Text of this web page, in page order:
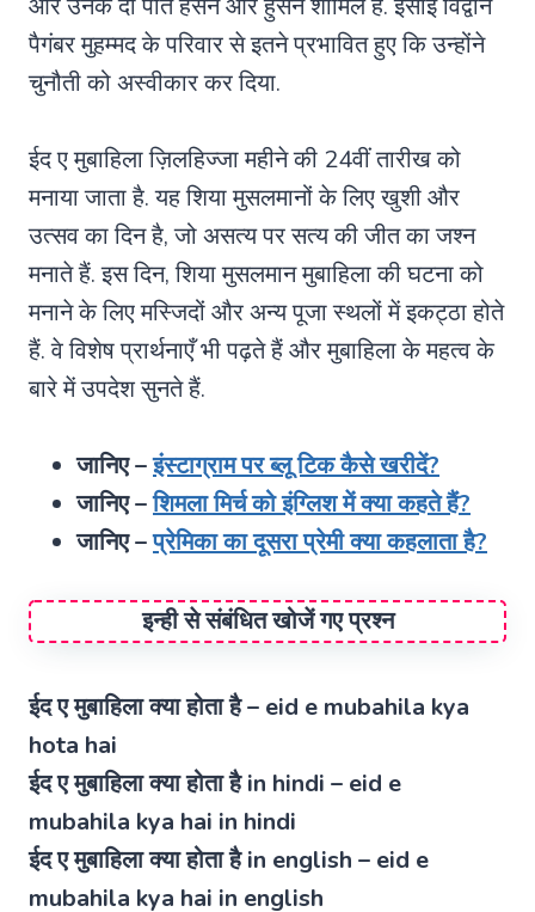
पैगंबर मुहम्मद के परिवार से इतने प्रभावित हुए कि उन्होंने
चुनौती को अस्वीकार कर दिया.
ईद ए मुबाहिला ज़िलहिज्जा महीने की 24वीं तारीख को
मनाया जाता है. यह शिया मुसलमानों के लिए खुशी और
उत्सव का दिन है, जो असत्य पर सत्य की जीत का जश्न
मनाते हैं. इस दिन, शिया मुसलमान मुबाहिला की घटना को
मनाने के लिए मस्जिदों और अन्य पूजा स्थलों में इकट्ठा होते
हैं. वे विशेष प्रार्थनाएँ भी पढ़ते हैं और मुबाहिला के महत्व के
बारे में उपदेश सुनते हैं.
जानिए –इंस्टाग्राम पर ब्लू टिक कैसे खरीदें?
जानिए –शिमला मिर्च को इंग्लिश में क्या कहते हैं?
जानिए –प्रेमिका का दूसरा प्रेमी क्या कहलाता है?
इन्ही से संबंधित खोजें गए प्रश्न
ईद ए मुबाहिला क्या होता है – eid e mubahila kya
hota hai
ईद ए मुबाहिला क्या होता है in hindi – eid e
mubahila kya hai in hindi
ईद ए मुबाहिला क्या होता है in english – eid e
mubahila kya hai in english